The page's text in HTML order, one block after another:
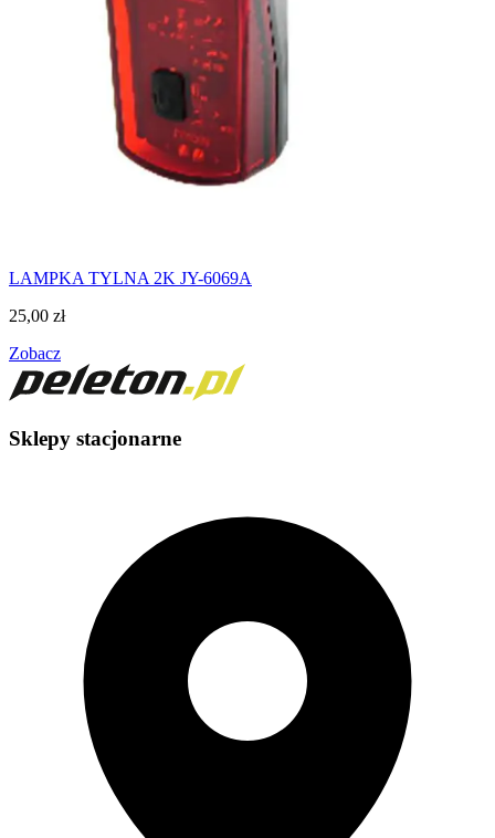
LAMPKA TYLNA 2K JY-6069A
25,00 zł
Zobacz
Sklepy stacjonarne